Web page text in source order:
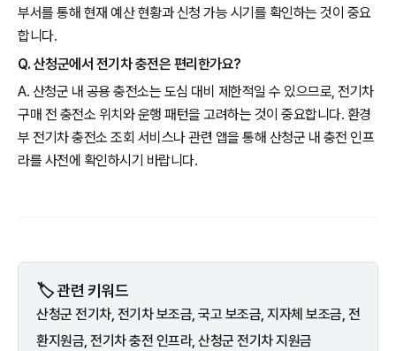
부서를 통해 현재 예산 현황과 신청 가능 시기를 확인하는 것이 중요
합니다.
Q. 산청군에서 전기차 충전은 편리한가요?
A. 산청군 내 공용 충전소는 도심 대비 제한적일 수 있으므로, 전기차
구매 전 충전소 위치와 운행 패턴을 고려하는 것이 중요합니다. 환경
부 전기차 충전소 조회 서비스나 관련 앱을 통해 산청군 내 충전 인프
라를 사전에 확인하시기 바랍니다.
🏷️ 관련 키워드
산청군 전기차, 전기차 보조금, 국고 보조금, 지자체 보조금, 전
환지원금, 전기차 충전 인프라, 산청군 전기차 지원금